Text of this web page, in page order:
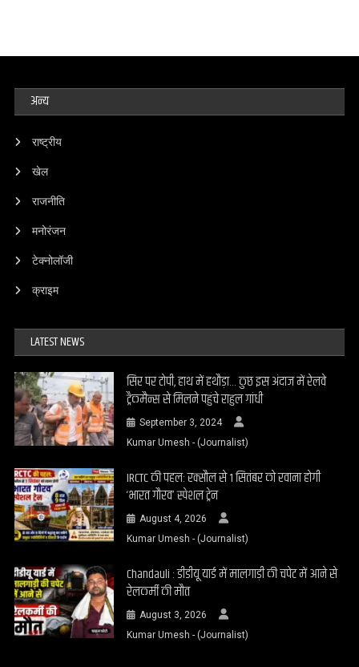
अन्य
राष्ट्रीय
खेल
राजनीति
मनोरंजन
टेक्नोलॉजी
क्राइम
LATEST NEWS
सिर पर टोपी, हाथ में हथौड़ा… कुछ इस अंदाज में रेलवे
ट्रैकमैन्स से मिलने पहुंचे राहुल गांधी
September 3, 2024
Kumar Umesh - (Journalist)
IRCTC की पहल: रक्सौल से 1 सितंबर को रवाना होगी
‘भारत गौरव’ स्पेशल ट्रेन
August 4, 2026
Kumar Umesh - (Journalist)
Chandauli : डीडीयू यार्ड में मालगाड़ी की चपेट में आने से
रेलकर्मी की मौत
August 3, 2026
Kumar Umesh - (Journalist)